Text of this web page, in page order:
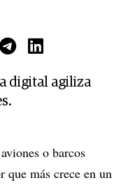
digital agiliza
o barcos
que más crece en un